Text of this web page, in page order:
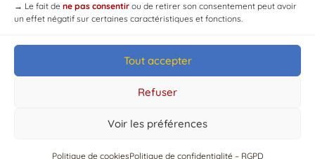
→ Le fait de ne pas consentir ou de retirer son consentement peut avoir
un effet négatif sur certaines caractéristiques et fonctions.
Tout accepter
Refuser
Voir les préférences
Politique de cookiesPolitique de confidentialité – RGPD
© Mairie de Chaource [2004-2024] | Tous droits réservés.
Developed byWEB3-DESIGN